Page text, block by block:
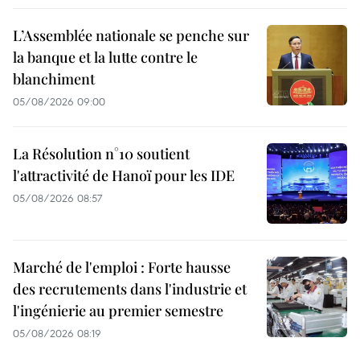
L’Assemblée nationale se penche sur
la banque et la lutte contre le
blanchiment
05/08/2026 09:00
La Résolution n°10 soutient
l'attractivité de Hanoï pour les IDE
05/08/2026 08:57
Marché de l'emploi : Forte hausse
des recrutements dans l'industrie et
l'ingénierie au premier semestre
05/08/2026 08:19